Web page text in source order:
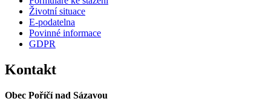
Životní situace
E-podatelna
Povinné informace
GDPR
Kontakt
Obec Poříčí nad Sázavou